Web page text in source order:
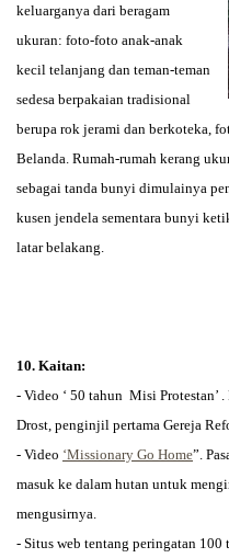
keluarganya dari beragam
ukuran: foto-foto anak-anak
kecil telanjang dan teman-teman
sedesa berpakaian tradisional
berupa rok jerami dan berkoteka,
Belanda. Rumah-rumah kerang
sebagai tanda bunyi dimulainya
kusen jendela sementara bunyi
latar belakang.
10. Kaitan:
- Video ‘ 50 tahun Misi Protestan’
Drost, penginjil pertama Gereja
- Video ‘Missionary Go Home”.
masuk ke dalam hutan untuk
mengusirnya.
- Situs web tentang peringatan 100